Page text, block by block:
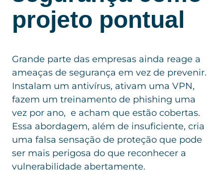
projeto pontual
Grande parte das empresas ainda reage a
ameaças de segurança em vez de prevenir.
Instalam um antivírus, ativam uma VPN,
fazem um treinamento de phishing uma
vez por ano, e acham que estão cobertas.
Essa abordagem, além de insuficiente, cria
uma falsa sensação de proteção que pode
ser mais perigosa do que reconhecer a
vulnerabilidade abertamente.